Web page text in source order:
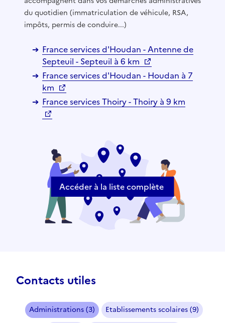
du quotidien (immatriculation de véhicule, RSA,
impôts, permis de conduire...)
France services d'Houdan - Antenne de
Septeuil - Septeuil à 6 km
France services d'Houdan - Houdan à 7
km
France services Thoiry - Thoiry à 9 km
Accéder à la liste complète
Contacts utiles
Administrations (3)
Etablissements scolaires (9)